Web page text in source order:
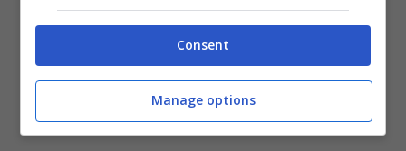
Consent
Manage options